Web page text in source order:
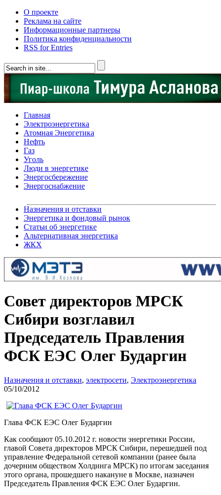
О проекте
Реклама на сайте
Информационные партнеры
Политика конфиденциальности
RSS for Entries
Главная
Электроэнергетика
Атомная Энергетика
Нефть
Газ
Уголь
Люди в энергетике
Энергосбережение
Энергоснабжение
Назначения и отставки
Энергетика и фондовый рынок
Статьи об энергетике
Альтернативная энергетика
ЖКХ
Совет директоров МРСК
Сибири возглавил
Председатель Правления
ФСК ЕЭС Олег Бударгин
Назначения и отставки, электросети, Электроэнергетика
05/10/2012
Глава ФСК ЕЭС Олег Бударгин
Как сообщают 05.10.2012 г. новости энергетики России,
главой Совета директоров МРСК Сибири, перешедшей под
управление Федеральной сетевой компании (ранее была
дочерним обществом Холдинга МРСК) по итогам заседания
этого органа, прошедшего накануне в Москве, назначен
Председатель Правления ФСК ЕЭС Олег Бударгин.